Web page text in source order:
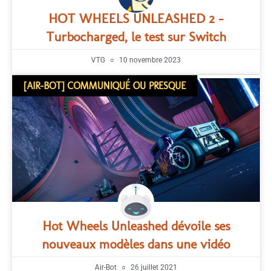
HOT WHEELS UNLEASHED 2 –
Turbocharged, le test sur Switch
VTG 10 novembre 2023
[AIR-BOT] COMMUNIQUÉ OU PRESQUE
Hot Wheels Unleashed dévoile ses
nouveaux modèles dans une vidéo
Air-Bot 26 juillet 2021